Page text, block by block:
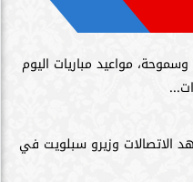
وسموحة، مواعيد مباريات اليوم
الاتصالات وزيرو سبلويت في